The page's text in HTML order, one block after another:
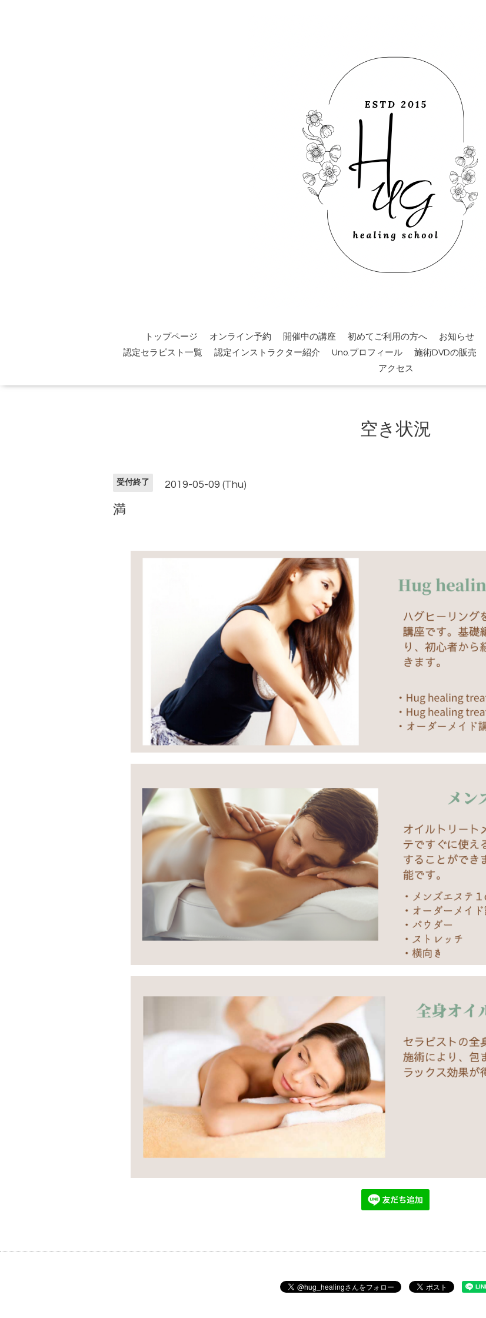
トップページ オンライン予約 開催中の講座 初めてご利用の方へ お知らせ
認定セラピスト一覧
認定インストラクター紹介 Uno.プロフィール 施術DVDの販売
アクセス
空き状況
受付終了 2019-05-09 (Thu)
満